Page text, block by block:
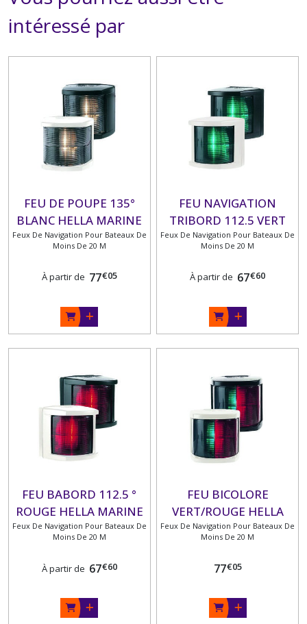
intéressé par
FEU DE POUPE 135°
BLANC HELLA MARINE
Feux De Navigation Pour Bateaux De
Moins De 20 M
À partir de 77€05
FEU NAVIGATION
TRIBORD 112.5 VERT
HELLA MARINE
Feux De Navigation Pour Bateaux De
Moins De 20 M
À partir de 67€60
FEU BABORD 112.5 °
ROUGE HELLA MARINE
Feux De Navigation Pour Bateaux De
Moins De 20 M
À partir de 67€60
FEU BICOLORE
VERT/ROUGE HELLA
MARINE
Feux De Navigation Pour Bateaux De
Moins De 20 M
77€05